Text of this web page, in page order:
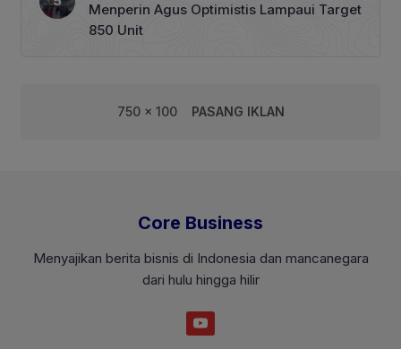
Menperin Agus Optimistis Lampaui Target
850 Unit
750 x 100 PASANG IKLAN
Core Business
Menyajikan berita bisnis di Indonesia dan mancanegara
dari hulu hingga hilir